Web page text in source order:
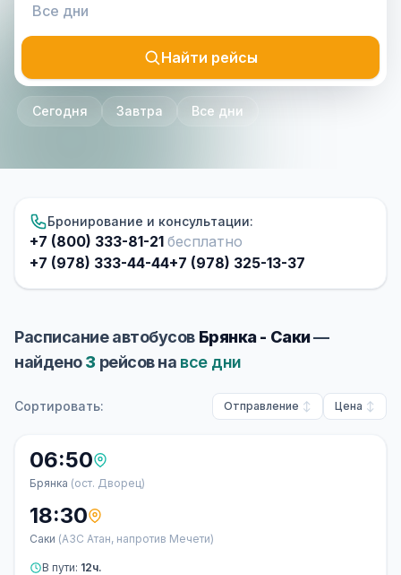
Найти рейсы
Сегодня Завтра Все дни
Бронирование и консультации:
+7 (800) 333-81-21 бесплатно
+7 (978) 333-44-44+7 (978) 325-13-37
Расписание автобусов Брянка - Саки—
найдено3 рейсов на все дни
Сортировать: Отправление Цена
06:50
Брянка (ост. Дворец)
18:30
Саки (АЗС Атан, напротив Мечети)
В пути: 12ч.